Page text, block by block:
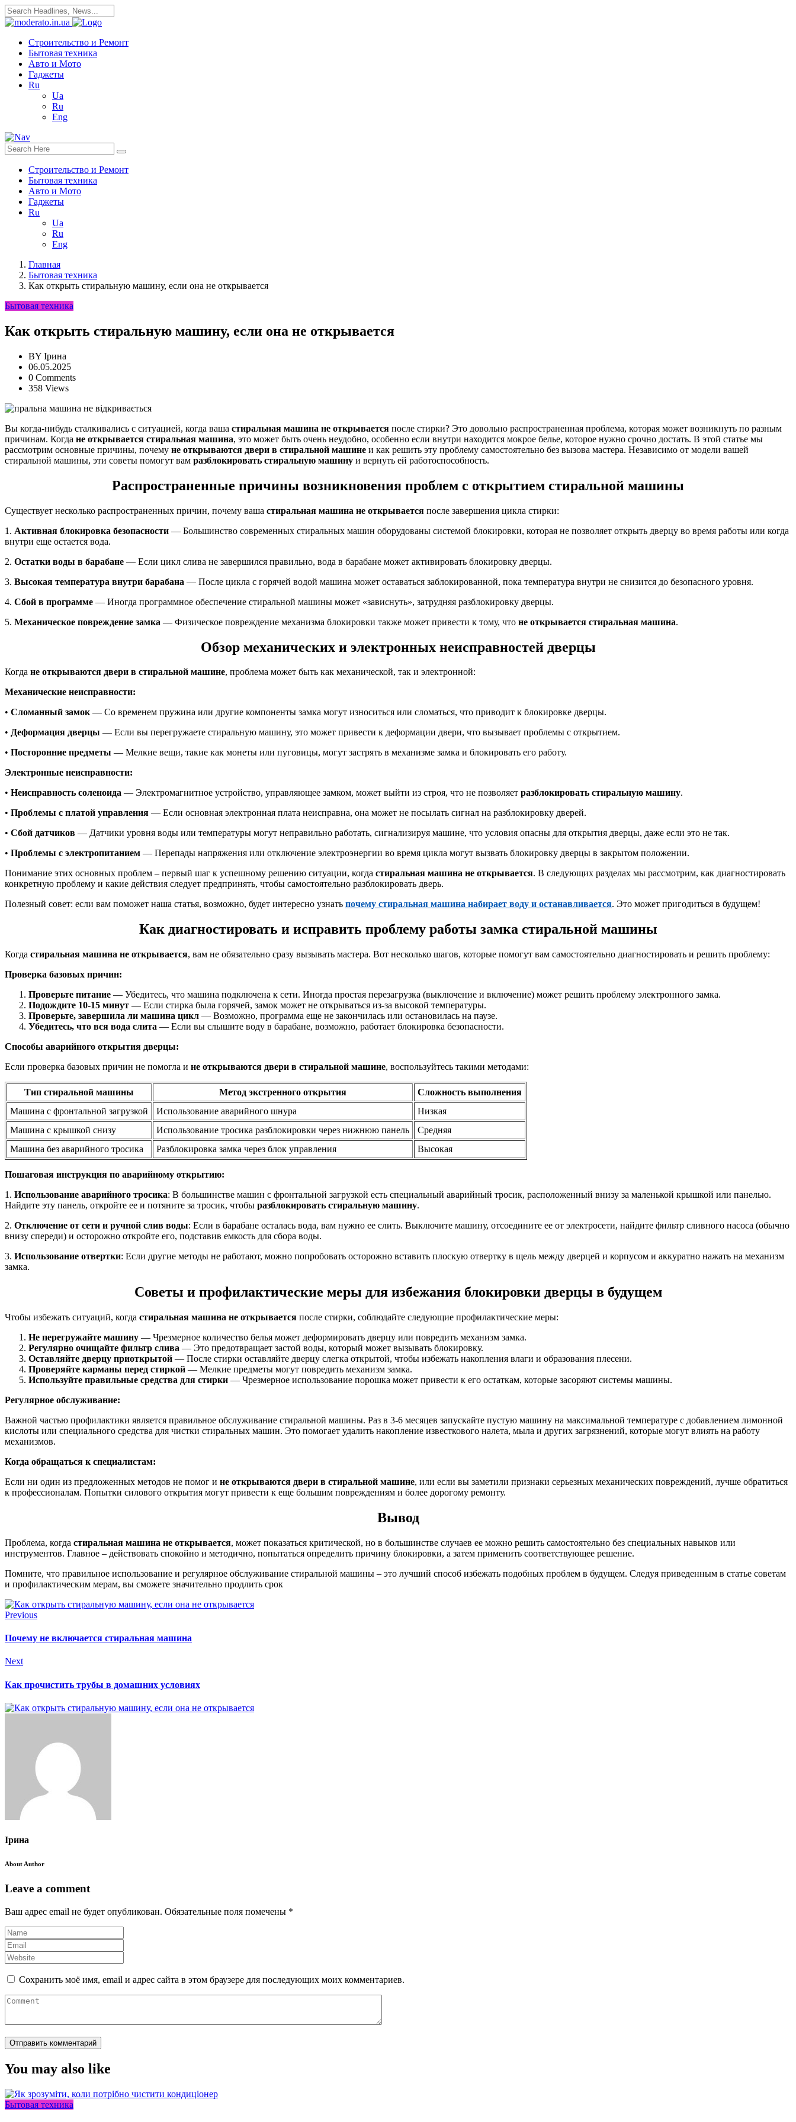
Строительство и Ремонт
Бытовая техника
Авто и Мото
Гаджеты
Ru
Ua
Ru
Eng
Строительство и Ремонт
Бытовая техника
Авто и Мото
Гаджеты
Ru
Ua
Ru
Eng
Главная
Бытовая техника
Как открыть стиральную машину, если она не открывается
Бытовая техника
Как открыть стиральную машину, если она не открывается
BY Ірина
06.05.2025
0 Comments
358 Views
Вы когда-нибудь сталкивались с ситуацией, когда ваша стиральная машина не открывается после стирки? Это довольно распространенная проблема, которая может возникнуть по разным
причинам. Когда не открывается стиральная машина, это может быть очень неудобно, особенно если внутри находится мокрое белье, которое нужно срочно достать. В этой статье мы
рассмотрим основные причины, почему не открываются двери в стиральной машине и как решить эту проблему самостоятельно без вызова мастера. Независимо от модели вашей
стиральной машины, эти советы помогут вам разблокировать стиральную машину и вернуть ей работоспособность.
Распространенные причины возникновения проблем с открытием стиральной машины
Существует несколько распространенных причин, почему ваша стиральная машина не открывается после завершения цикла стирки:
1. Активная блокировка безопасности — Большинство современных стиральных машин оборудованы системой блокировки, которая не позволяет открыть дверцу во время работы или когда
внутри еще остается вода.
2. Остатки воды в барабане — Если цикл слива не завершился правильно, вода в барабане может активировать блокировку дверцы.
3. Высокая температура внутри барабана — После цикла с горячей водой машина может оставаться заблокированной, пока температура внутри не снизится до безопасного уровня.
4. Сбой в программе — Иногда программное обеспечение стиральной машины может «зависнуть», затрудняя разблокировку дверцы.
5. Механическое повреждение замка — Физическое повреждение механизма блокировки также может привести к тому, что не открывается стиральная машина.
Обзор механических и электронных неисправностей дверцы
Когда не открываются двери в стиральной машине, проблема может быть как механической, так и электронной:
Механические неисправности:
• Сломанный замок— Со временем пружина или другие компоненты замка могут износиться или сломаться, что приводит к блокировке дверцы.
• Деформация дверцы — Если вы перегружаете стиральную машину, это может привести к деформации двери, что вызывает проблемы с открытием.
• Посторонние предметы — Мелкие вещи, такие как монеты или пуговицы, могут застрять в механизме замка и блокировать его работу.
Электронные неисправности:
• Неисправность соленоида — Электромагнитное устройство, управляющее замком, может выйти из строя, что не позволяет разблокировать стиральную машину.
• Проблемы с платой управления — Если основная электронная плата неисправна, она может не посылать сигнал на разблокировку дверей.
• Сбой датчиков — Датчики уровня воды или температуры могут неправильно работать, сигнализируя машине, что условия опасны для открытия дверцы, даже если это не так.
• Проблемы с электропитанием — Перепады напряжения или отключение электроэнергии во время цикла могут вызвать блокировку дверцы в закрытом положении.
Понимание этих основных проблем – первый шаг к успешному решению ситуации, когда стиральная машина не открывается. В следующих разделах мы рассмотрим, как диагностировать
конкретную проблему и какие действия следует предпринять, чтобы самостоятельно разблокировать дверь.
Полезный совет: если вам поможет наша статья, возможно, будет интересно узнать почему стиральная машина набирает воду и останавливается. Это может пригодиться в будущем!
Как диагностировать и исправить проблему работы замка стиральной машины
Когда стиральная машина не открывается, вам не обязательно сразу вызывать мастера. Вот несколько шагов, которые помогут вам самостоятельно диагностировать и решить проблему:
Проверка базовых причин:
Проверьте питание — Убедитесь, что машина подключена к сети. Иногда простая перезагрузка (выключение и включение) может решить проблему электронного замка.
Подождите 10-15 минут — Если стирка была горячей, замок может не открываться из-за высокой температуры.
Проверьте, завершила ли машина цикл — Возможно, программа еще не закончилась или остановилась на паузе.
Убедитесь, что вся вода слита — Если вы слышите воду в барабане, возможно, работает блокировка безопасности.
Способы аварийного открытия дверцы:
Если проверка базовых причин не помогла и не открываются двери в стиральной машине, воспользуйтесь такими методами:
Тип стиральной машины Метод экстренного открытия
Сложность выполнения
Машина с фронтальной загрузкой
Использование аварийного шнура
Низкая
Машина с крышкой снизу
Использование тросика разблокировки через нижнюю панель
Средняя
Машина без аварийного тросика
Разблокировка замка через блок управления Высокая
Пошаговая инструкция по аварийному открытию:
1. Использование аварийного тросика: В большинстве машин с фронтальной загрузкой есть специальный аварийный тросик, расположенный внизу за маленькой крышкой или панелью.
Найдите эту панель, откройте ее и потяните за тросик, чтобы разблокировать стиральную машину.
2. Отключение от сети и ручной слив воды: Если в барабане осталась вода, вам нужно ее слить. Выключите машину, отсоедините ее от электросети, найдите фильтр сливного насоса (обычно
внизу спереди) и осторожно откройте его, подставив емкость для сбора воды.
3. Использование отвертки: Если другие методы не работают, можно попробовать осторожно вставить плоскую отвертку в щель между дверцей и корпусом и аккуратно нажать на механизм
замка.
Советы и профилактические меры для избежания блокировки дверцы в будущем
Чтобы избежать ситуаций, когда стиральная машина не открывается после стирки, соблюдайте следующие профилактические меры:
Не перегружайте машину — Чрезмерное количество белья может деформировать дверцу или повредить механизм замка.
Регулярно очищайте фильтр слива — Это предотвращает застой воды, который может вызывать блокировку.
Оставляйте дверцу приоткрытой — После стирки оставляйте дверцу слегка открытой, чтобы избежать накопления влаги и образования плесени.
Проверяйте карманы перед стиркой — Мелкие предметы могут повредить механизм замка.
Используйте правильные средства для стирки — Чрезмерное использование порошка может привести к его остаткам, которые засоряют системы машины.
Регулярное обслуживание:
Важной частью профилактики является правильное обслуживание стиральной машины. Раз в 3-6 месяцев запускайте пустую машину на максимальной температуре с добавлением лимонной
кислоты или специального средства для чистки стиральных машин. Это помогает удалить накопление известкового налета, мыла и других загрязнений, которые могут влиять на работу
механизмов.
Когда обращаться к специалистам:
Если ни один из предложенных методов не помог и не открываются двери в стиральной машине, или если вы заметили признаки серьезных механических повреждений, лучше обратиться
к профессионалам. Попытки силового открытия могут привести к еще большим повреждениям и более дорогому ремонту.
Вывод
Проблема, когда стиральная машина не открывается, может показаться критической, но в большинстве случаев ее можно решить самостоятельно без специальных навыков или
инструментов. Главное – действовать спокойно и методично, попытаться определить причину блокировки, а затем применить соответствующее решение.
Помните, что правильное использование и регулярное обслуживание стиральной машины – это лучший способ избежать подобных проблем в будущем. Следуя приведенным в статье советам
и профилактическим мерам, вы сможете значительно продлить срок
Previous
Почему не включается стиральная машина
Next
Как прочистить трубы в домашних условиях
Ірина
About Author
Leave a comment
Ваш адрес email не будет опубликован. Обязательные поля помечены *
Сохранить моё имя, email и адрес сайта в этом браузере для последующих моих комментариев.
You may also like
Бытовая техника